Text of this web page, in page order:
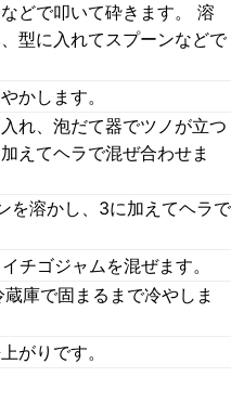
どで叩いて砕きます。 溶
型に入れてスプーンなどで
かします。
れ、泡だて器でツノが立つ
えてヘラで混ぜ合わせま
を溶かし、3に加えてヘラで
チゴジャムを混ぜます。
庫で固まるまで冷やしま
がりです。